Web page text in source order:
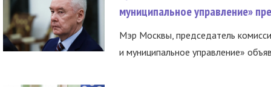
муниципальное управление»
Мэр Москвы, председатель
и муниципальное управление»